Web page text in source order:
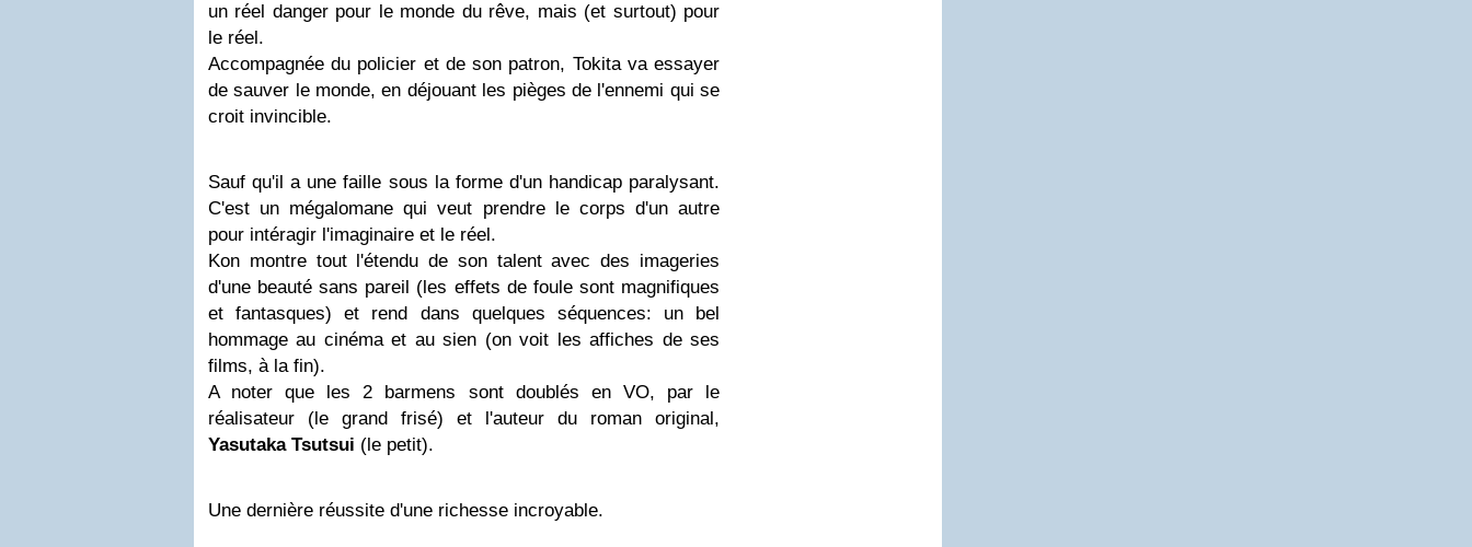
un réel danger pour le monde du rêve, mais (et surtout) pour
le réel.
Accompagnée du policier et de son patron, Tokita va essayer
de sauver le monde, en déjouant les pièges de l'ennemi qui se
croit invincible.
Sauf qu'il a une faille sous la forme d'un handicap paralysant.
C'est un mégalomane qui veut prendre le corps d'un autre
pour intéragir l'imaginaire et le réel.
Kon montre tout l'étendu de son talent avec des imageries
d'une beauté sans pareil (les effets de foule sont magnifiques
et fantasques) et rend dans quelques séquences: un bel
hommage au cinéma et au sien (on voit les affiches de ses
films, à la fin).
A noter que les 2 barmens sont doublés en VO, par le
réalisateur (le grand frisé) et l'auteur du roman original,
Yasutaka Tsutsui (le petit).
Une dernière réussite d'une richesse incroyable.